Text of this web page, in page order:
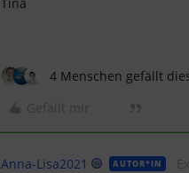
4 Menschen gefällt
Anna-Lisa2021 AUTOR*IN